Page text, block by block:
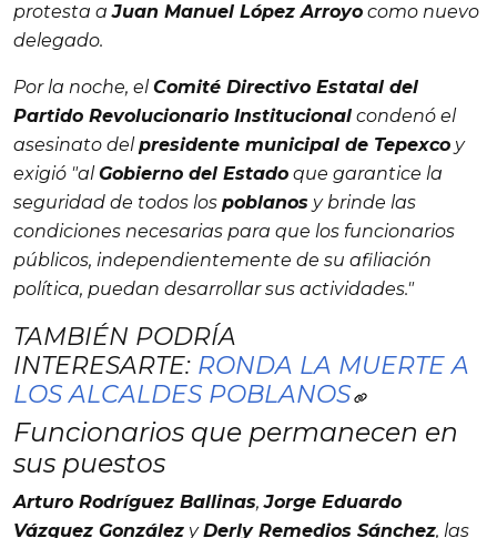
protesta aJuan Manuel López Arroyo como nuevo
delegado.
Por la noche, el Comité Directivo Estatal del
Partido Revolucionario Institucional condenó el
asesinato del presidente municipal de Tepexco y
exigió "al Gobierno del Estado que garantice la
seguridad de todos los poblanos y brinde las
condiciones necesarias para que los funcionarios
públicos, independientemente de su afiliación
política, puedan desarrollar sus actividades."
TAMBIÉN PODRÍA
INTERESARTE: RONDA LA MUERTE A
LOS ALCALDES POBLANOS
Funcionarios que permanecen en
sus puestos
Arturo Rodríguez Ballinas,Jorge Eduardo
Vázquez González yDerly Remedios Sánchez, las